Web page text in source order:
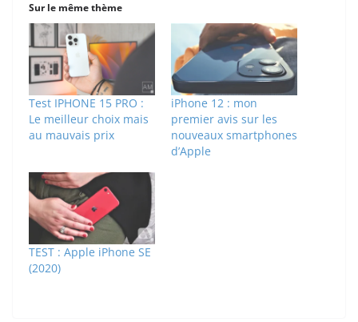
Sur le même thème
Test IPHONE 15 PRO :
Le meilleur choix mais
au mauvais prix
iPhone 12 : mon
premier avis sur les
nouveaux smartphones
d’Apple
TEST : Apple iPhone SE
(2020)